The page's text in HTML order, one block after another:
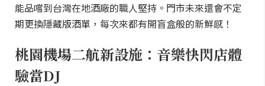
能品嚐到台灣在地酒廠的職人堅持。門市未來還會不定
期更換隱藏版酒單，每次來都有開盲盒般的新鮮感！
桃園機場二航新設施：音樂快閃店體
驗當DJ